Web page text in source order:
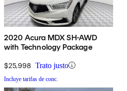
2020 Acura MDX SH-AWD
with Technology Package
$25,998 Trato justo
Incluye tarifas de conc.